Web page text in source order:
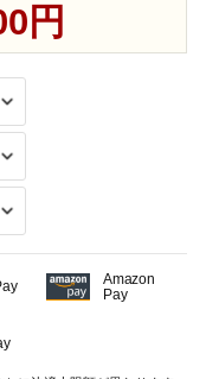
円
Amazon
Pay